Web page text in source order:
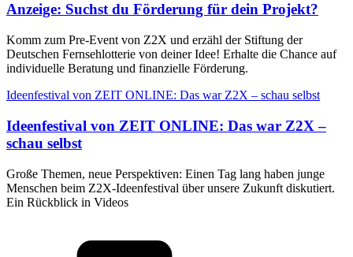
Anzeige: Suchst du Förderung für dein Projekt?
Komm zum Pre-Event von Z2X und erzähl der Stiftung der
Deutschen Fernsehlotterie von deiner Idee! Erhalte die Chance auf
individuelle Beratung und finanzielle Förderung.
Ideenfestival von ZEIT ONLINE: Das war Z2X – schau selbst
Ideenfestival von ZEIT ONLINE: Das war Z2X –
schau selbst
Große Themen, neue Perspektiven: Einen Tag lang haben junge
Menschen beim Z2X-Ideenfestival über unsere Zukunft diskutiert.
Ein Rückblick in Videos